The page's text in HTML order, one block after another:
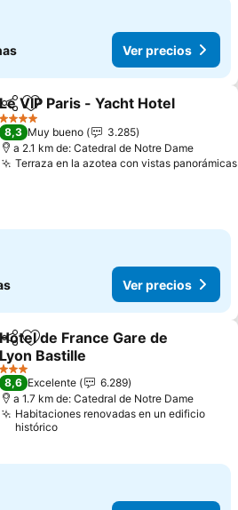
Ver precios
CompartirAgregar a favoritos
Le VIP Paris - Yacht Hotel
4 Estrellas
8,3 Muy bueno
3.285
a 2.1 km de: Catedral de Notre Dame
Terraza en la azotea con vistas panorámicas
Ver precios
CompartirAgregar a favoritos
Hotel de France Gare de
Lyon Bastille
3 Estrellas
8,6 Excelente
6.289
a 1.7 km de: Catedral de Notre Dame
Habitaciones renovadas en un edificio
histórico